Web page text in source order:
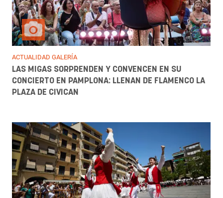
ACTUALIDAD GALERÍA
LAS MIGAS SORPRENDEN Y CONVENCEN EN SU
CONCIERTO EN PAMPLONA: LLENAN DE FLAMENCO LA
PLAZA DE CIVICAN